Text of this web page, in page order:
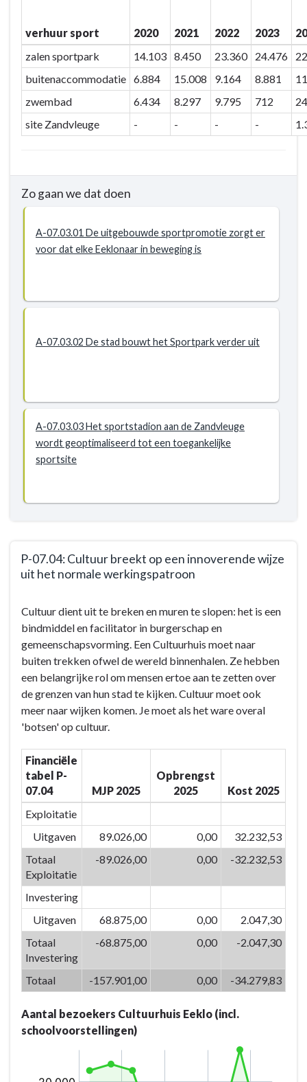
verhuur sport 2020 2021 2022 2023
zalen sportpark
14.103 8.450 23.360 24.476
buitenaccommodatie 6.884 15.008 9.164 8.881
zwembad
6.434 8.297 9.795 712
site Zandvleuge
- - - -
Zo gaan we dat doen
A-07.03.01 De uitgebouwde sportpromotie zorgt er
voor dat elke Eeklonaar in beweging is
A-07.03.02 De stad bouwt het Sportpark verder uit
A-07.03.03 Het sportstadion aan de Zandvleuge
wordt geoptimaliseerd tot een toegankelijke
sportsite
P-07.04: Cultuur breekt op een innoverende wijze
uit het normale werkingspatroon
naar
navigatie
BD-
07:
Door
het
inzetten
van
kwaliteitsvolle
vrijetijdsvoorzieningen
creaties
versterken
we
identiteit
Eeklo
Actieplannen
07.04:
Cultuur
breekt
innoverende
Cultuur dient uit te breken en muren te slopen: het is een
bindmiddel en facilitator in burgerschap en
gemeenschapsvorming. Een Cultuurhuis moet naar
buiten trekken ofwel de wereld binnenhalen. Ze hebben
een belangrijke rol om mensen ertoe aan te zetten over
de grenzen van hun stad te kijken. Cultuur moet ook
meer naar wijken komen. Je moet als het ware overal
'botsen' op cultuur.
Financiële
tabel P-
07.04
MJP 2025
Opbrengst
2025
Kost 2025
Exploitatie
Uitgaven
89.026,00 0,00
32.232,53
Totaal
Exploitatie
-89.026,00 0,00 -32.232,53
Investering
Uitgaven
68.875,00 0,00
2.047,30
Totaal
Investering
-68.875,00 0,00 -2.047,30
Totaal -157.901,00 0,00 -34.279,83
Aantal bezoekers Cultuurhuis Eeklo (incl.
schoolvoorstellingen)